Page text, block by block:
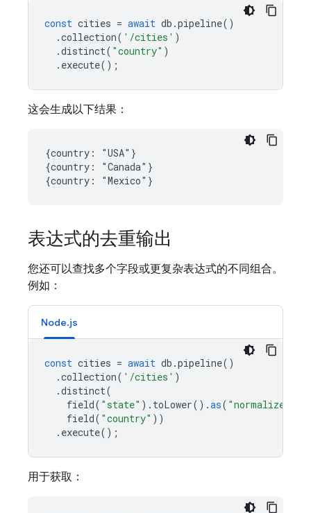
const cities = await db .pipeline()
.collection( '/cities' )
.distinct( "country" )
. execute();
这会生成以下结果：
{country: "USA"}
{country: "Canada"}
表达式的去重输出
您还可以查找多个字段或更复杂表达式的不同组合。
例如：
Node.js
const cities = await db .pipeline()
.collection( '/cities' )
.distinct(
field( "state" ). toLower().as(
field( "country" ))
. execute();
用于获取：